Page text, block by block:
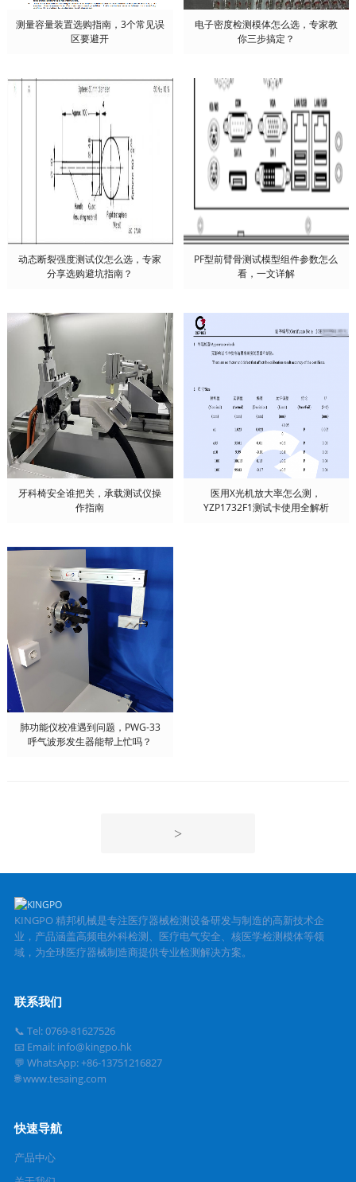
测量容量装置选购指南，3个常见误
区要避开
电子密度检测模体怎么选，专家教
你三步搞定？
动态断裂强度测试仪怎么选，专家
分享选购避坑指南？
PF型前臂骨测试模型组件参数怎么
看，一文详解
牙科椅安全谁把关，承载测试仪操
作指南
医用X光机放大率怎么测，
YZP1732F1测试卡使用全解析
肺功能仪校准遇到问题，PWG-33
呼气波形发生器能帮上忙吗？
>
KINGPO 精邦机械是专注医疗器械检测设备研发与制造的高新技术企
业，产品涵盖高频电外科检测、医疗电气安全、核医学检测模体等领
域，为全球医疗器械制造商提供专业检测解决方案。
联系我们
📞 Tel: 0769-81627526
📧 Email: info@kingpo.hk
💬 WhatsApp: +86-13751216827
🌐 www.tesaing.com
快速导航
产品中心